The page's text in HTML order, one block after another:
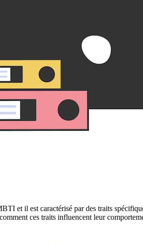
et il est caractérisé par des traits
ces traits influencent leur